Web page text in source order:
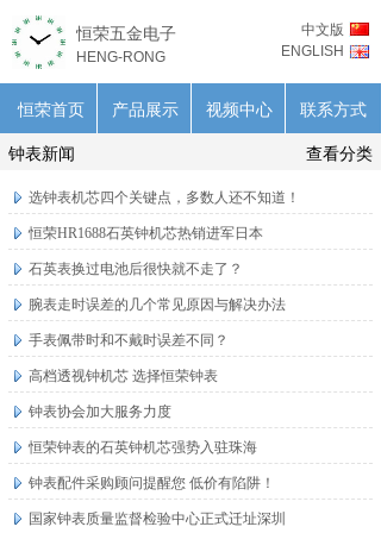
中文版
ENGLISH
恒荣五金电子
HENG-RONG
恒荣首页 产品展示 视频中心 联系方式
查看分类
钟表新闻
选钟表机芯四个关键点，多数人还不知道！
恒荣HR1688石英钟机芯热销进军日本
石英表换过电池后很快就不走了？
腕表走时误差的几个常见原因与解决办法
手表佩带时和不戴时误差不同？
高档透视钟机芯 选择恒荣钟表
钟表协会加大服务力度
恒荣钟表的石英钟机芯强势入驻珠海
钟表配件采购顾问提醒您 低价有陷阱！
国家钟表质量监督检验中心正式迁址深圳